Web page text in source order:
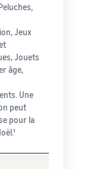
Jeux
Jouets
âge,
Une
peut
pour la